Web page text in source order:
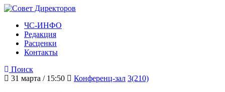
ЧС-ИНФО
Редакция
Расценки
Контакты
Поиск
31 марта / 15:50
Конференц-зал 3(210)